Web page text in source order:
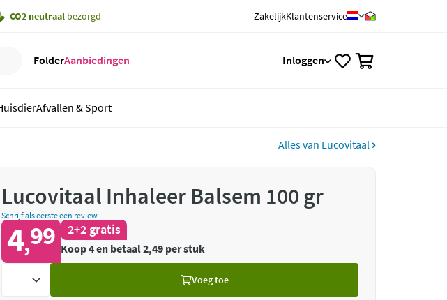
CO2 neutraal bezorgd ZakelijkKlantenservice
FolderAanbiedingen Inloggen
Afvallen & Sport
Alles van Lucovitaal
Lucovitaal Inhaleer Balsem 100 gr
Schrijf als eerste een review
4,99 2+2 gratis
Koop 4 en betaal 2,49 per stuk
Voeg toe